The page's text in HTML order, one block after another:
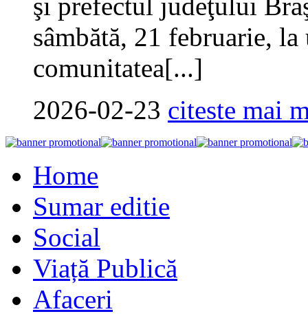
sâmbătă, 21 februarie,
comunitatea[...]
2026-02-23 citeste mai
Home
Sumar editie
Social
Viață Publică
Afaceri